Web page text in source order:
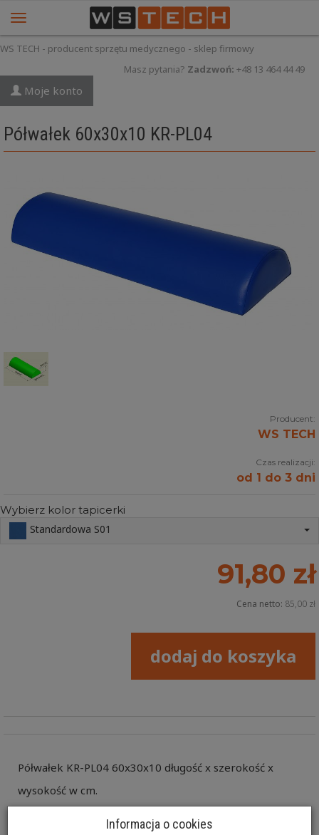
WS TECH - producent sprzętu medycznego - sklep firmowy
Masz pytania? Zadzwoń: +48 13 464 44 49
Moje konto
Półwałek 60x30x10 KR-PL04
Producent:
WS TECH
Czas realizacji:
od 1 do 3 dni
Wybierz kolor tapicerki
Standardowa S01
91,80 zł
Cena netto: 85,00 zł
dodaj do koszyka
Półwałek KR-PL04 60x30x10 długość x szerokość x
wysokość w cm.
Kształtki rehabilitacyjne w tym półwałki przeznaczone
Informacja o cookies